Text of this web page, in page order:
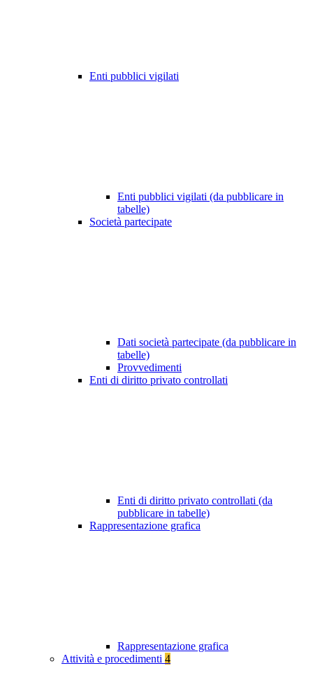
Enti pubblici vigilati
Enti pubblici vigilati (da pubblicare in
tabelle)
Società partecipate
Dati società partecipate (da pubblicare in
tabelle)
Provvedimenti
Enti di diritto privato controllati
Enti di diritto privato controllati (da
pubblicare in tabelle)
Rappresentazione grafica
Rappresentazione grafica
Attività e procedimenti 4